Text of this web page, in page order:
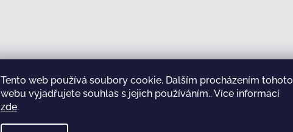
Tento web používá soubory cookie. Dalším procházením tohoto
webu vyjadřujete souhlas s jejich používáním.. Více informací
zde.
Sledovat na Instagramu